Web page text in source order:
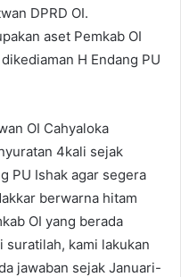
DPRD OI.
aset Pemkab OI
H Endang PU
OI Cahyaloka
4kali sejak
PU Ishak agar segera
berwarna hitam
OI yang berada
suratilah, kami lakukan
jawaban sejak Januari-